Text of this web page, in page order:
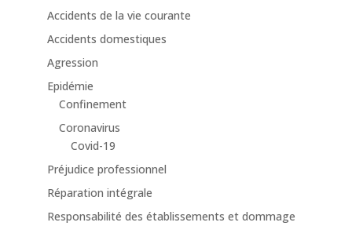
Accidents de la vie courante
Accidents domestiques
Agression
Epidémie
Confinement
Coronavirus
Covid-19
Préjudice professionnel
Réparation intégrale
Responsabilité des établissements et dommage